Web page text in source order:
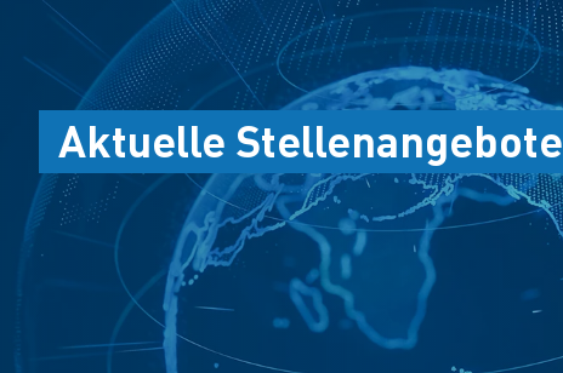
Aktuelle Stellenangebote